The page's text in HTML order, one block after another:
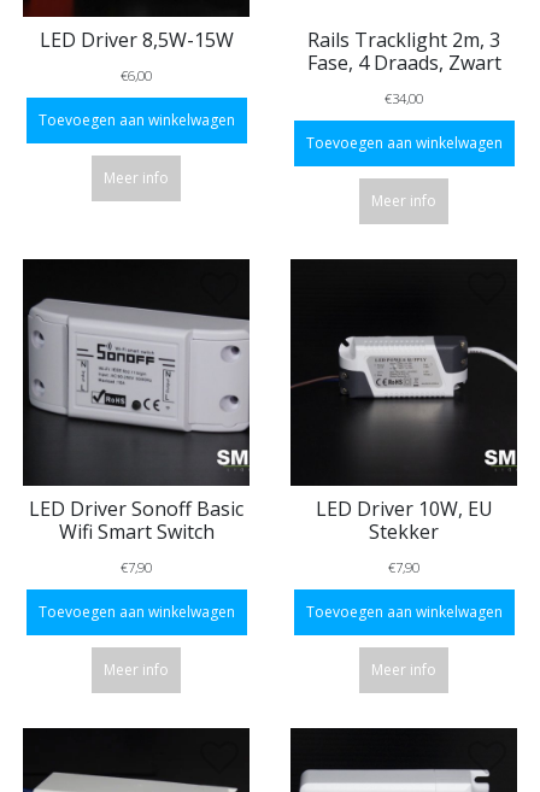
LED Driver 8,5W-15W
€6,00
Toevoegen aan winkelwagen
Meer info
Rails Tracklight 2m, 3
Fase, 4 Draads, Zwart
€34,00
Toevoegen aan winkelwagen
Meer info
LED Driver Sonoff Basic
Wifi Smart Switch
€7,90
Toevoegen aan winkelwagen
Meer info
LED Driver 10W, EU
Stekker
€7,90
Toevoegen aan winkelwagen
Meer info